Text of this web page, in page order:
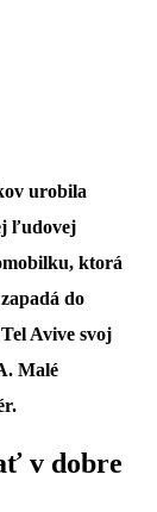
urobila
ľudovej
ktorá
do
Avive svoj
Malé
v dobre